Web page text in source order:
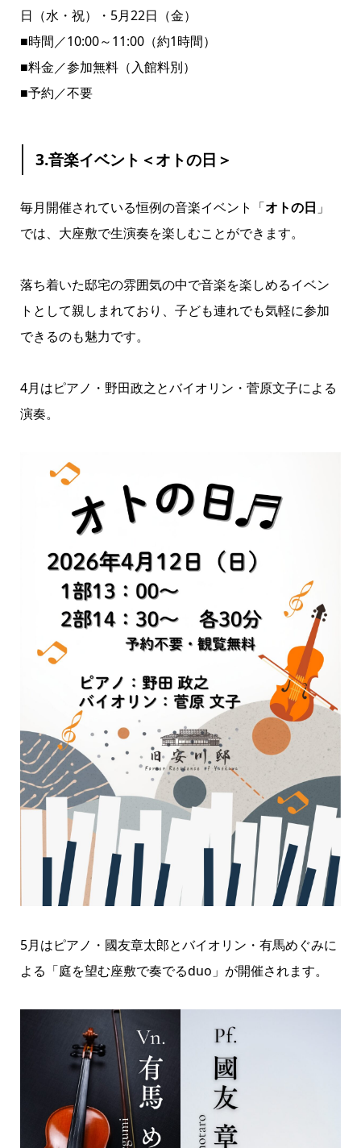
日（水・祝）・5月22日（金）
■時間／10:00～11:00（約1時間）
■料金／参加無料（入館料別）
■予約／不要
3.音楽イベント＜オトの日＞
毎月開催されている恒例の音楽イベント「オトの日 」
では、大座敷で生演奏を楽しむことができます。
落ち着いた邸宅の雰囲気の中で音楽を楽しめるイベン
トとして親しまれており、子ども連れでも気軽に参加
できるのも魅力です。
4月はピアノ・野田政之とバイオリン・菅原文子による
演奏。
5月はピアノ・國友章太郎とバイオリン・有馬めぐみに
よる「庭を望む座敷で奏でるduo」が開催されます。